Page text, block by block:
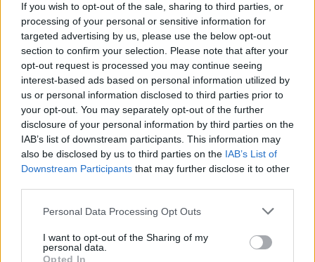
If you wish to opt-out of the sale, sharing to third parties, or
processing of your personal or sensitive information for
targeted advertising by us, please use the below opt-out
section to confirm your selection. Please note that after your
opt-out request is processed you may continue seeing
interest-based ads based on personal information utilized by
us or personal information disclosed to third parties prior to
your opt-out. You may separately opt-out of the further
disclosure of your personal information by third parties on the
IAB’s list of downstream participants. This information may
also be disclosed by us to third parties on the IAB’s List of
Downstream Participants that may further disclose it to other
Please note that this website/app uses one or more Google
not limited to your visit or usage behaviour. You may click to
grant or deny consent to Google and its third-party tags to
Personal Data Processing Opt Outs
I want to opt-out of the Sharing of my
personal data.
Opted In
15 éve
Nem kell ennyire odalenni. Nem rossz, de kicsit el
van túlozva. Ráadásul ez nem is Szindbád sztori :) Én
sokkal jobban szeretem a Veri az ördög a feleségét
zabajelenetét.
ET-nick
15 éve
Nekem a néhány tényleg látványos közeli kép mellett
csak a főtt marhahús rendelési jelenete tetszik a
gesztenyével töltött fácán elfogyasztása után:
- A szárnyas után?
- Mit bánom én a maguk étkezési rendjét. Hát ki